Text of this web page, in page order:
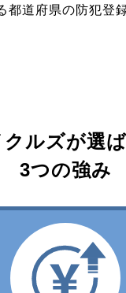
道府県の防犯登
クルズが選
3つの強み